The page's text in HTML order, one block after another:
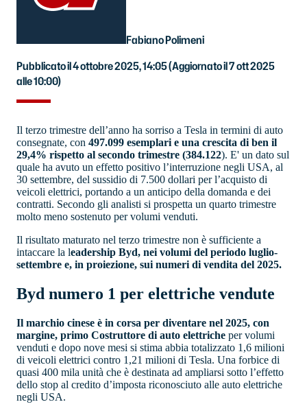
Fabiano Polimeni
Pubblicato il 4 ottobre 2025, 14:05(Aggiornato il 7 ott 2025
alle 10:00)
Il terzo trimestre dell’anno ha sorriso a Tesla in termini di auto
consegnate, con 497.099 esemplari e una crescita di ben il
29,4% rispetto al secondo trimestre (384.122). E' un dato sul
quale ha avuto un effetto positivo l’interruzione negli USA, al
30 settembre, del sussidio di 7.500 dollari per l’acquisto di
veicoli elettrici, portando a un anticipo della domanda e dei
contratti. Secondo gli analisti si prospetta un quarto trimestre
molto meno sostenuto per volumi venduti.
Il risultato maturato nel terzo trimestre non è sufficiente a
intaccare la leadership Byd, nei volumi del periodo luglio-
settembre e, in proiezione, sui numeri di vendita del 2025.
Byd numero 1 per elettriche vendute
Il marchio cinese è in corsa per diventare nel 2025, con
margine, primo Costruttore di auto elettriche per volumi
venduti e dopo nove mesi si stima abbia totalizzato 1,6 milioni
di veicoli elettrici contro 1,21 milioni di Tesla. Una forbice di
quasi 400 mila unità che è destinata ad ampliarsi sotto l’effetto
dello stop al credito d’imposta riconosciuto alle auto elettriche
negli USA.